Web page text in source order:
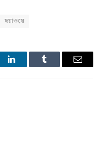
হুয়াওয়ে
LinkedInTumblr Email